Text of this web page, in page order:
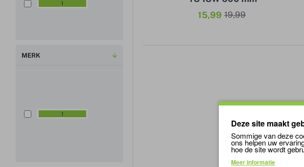
0
1
MERK
a
1
15,99 19,99
Deze site maakt
Sommige van deze
ons helpen uw
hoe de site wordt
Meer informatie